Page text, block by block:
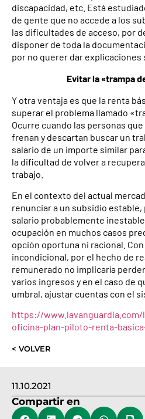
11.10.2021
Compartir en
discapacidad, etc. Está
de gente que no accede a los
las dificultades de acceso, por
disponer de toda la
por no querer dar explicaciones
Evitar la «trampa
Y otra ventaja es que la renta
superar el problema llamado
Ocurre cuando las personas
frenan y descartan buscar un
salario de un importe similar
la dificultad de volver a
trabajo.
En el contexto del actual
renunciar a un subsidio
salario probablemente inestable
ocupación en muchos casos
opción oportuna ni racional.
incondicional, por el hecho de
remunerado no implicaría
varios ingresos y en el caso de
umbral, ajustar cuentas con el
https://www.lavanguardia.com/
oficina-plan-piloto-renta-
< VOLVER